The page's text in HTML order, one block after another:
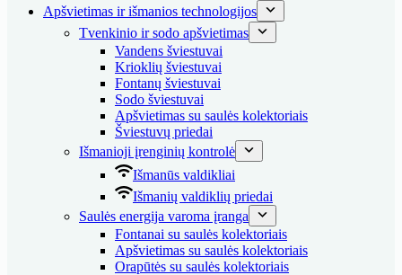
Apšvietimas ir išmanios technologijos
Tvenkinio ir sodo apšvietimas
Vandens šviestuvai
Krioklių šviestuvai
Fontanų šviestuvai
Sodo šviestuvai
Apšvietimas su saulės kolektoriais
Šviestuvų priedai
Išmanioji įrenginių kontrolė
Išmanūs valdikliai
Išmanių valdiklių priedai
Saulės energija varoma įranga
Fontanai su saulės kolektoriais
Apšvietimas su saulės kolektoriais
Orapūtės su saulės kolektoriais